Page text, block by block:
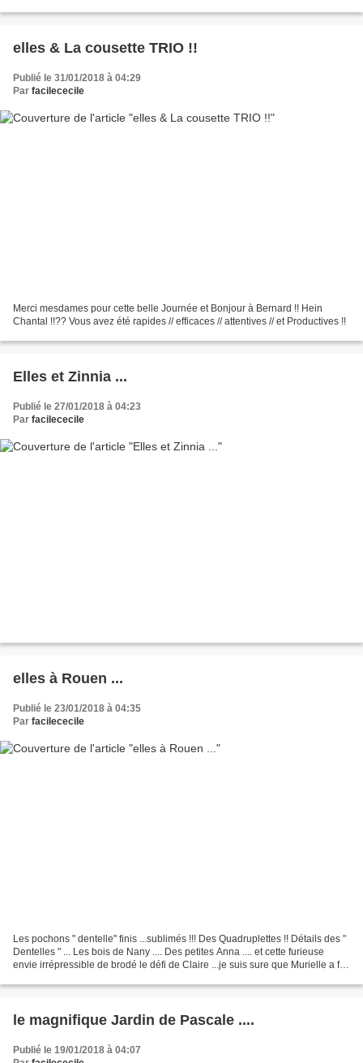
elles & La cousette TRIO !!
Publié le 31/01/2018 à 04:29
Par facilececile
Merci mesdames pour cette belle Journée et Bonjour à Bernard !! Hein
Chantal !!?? Vous avez été rapides // efficaces // attentives // et Productives !!
Elles et Zinnia ...
Publié le 27/01/2018 à 04:23
Par facilececile
elles à Rouen ...
Publié le 23/01/2018 à 04:35
Par facilececile
Les pochons " dentelle" finis ...sublimés !!! Des Quadruplettes !! Détails des "
Dentelles " ... Les bois de Nany .... Des petites Anna .... et cette furieuse
envie irrépressible de brodé le défi de Claire ...je suis sure que Murielle a fait
le magnifique Jardin de Pascale ....
Publié le 19/01/2018 à 04:07